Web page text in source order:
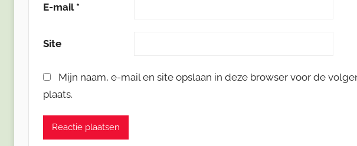
E-mail *
Site
Mijn naam, e-mail en site opslaan in deze browser voor de
plaats.